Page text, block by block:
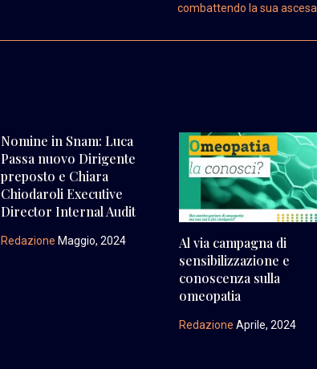
combattendo la sua ascesa
Nomine in Snam: Luca
Passa nuovo Dirigente
preposto e Chiara
Chiodaroli Executive
Director Internal Audit
Redazione Maggio, 2024
Al via campagna di
sensibilizzazione e
conoscenza sulla
omeopatia
Redazione Aprile, 2024